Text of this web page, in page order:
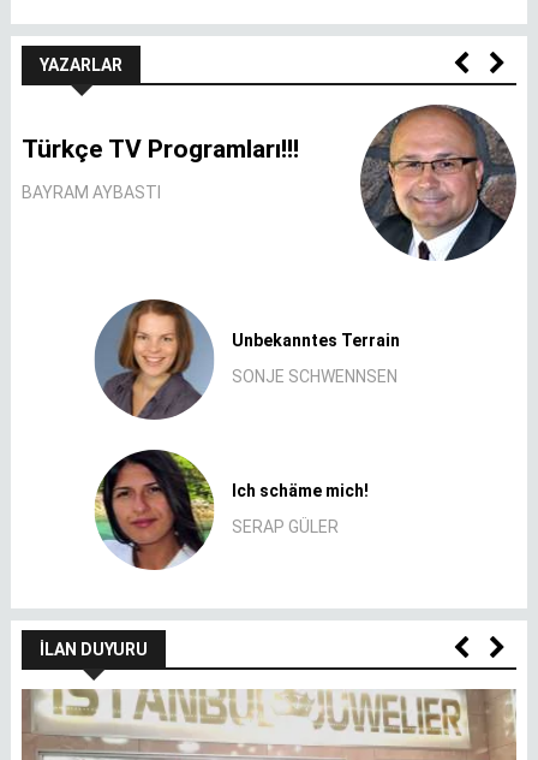
YAZARLAR
Türkçe TV Programları!!!
BAYRAM AYBASTI
Unbekanntes Terrain
SONJE SCHWENNSEN
Ich schäme mich!
SERAP GÜLER
İLAN DUYURU